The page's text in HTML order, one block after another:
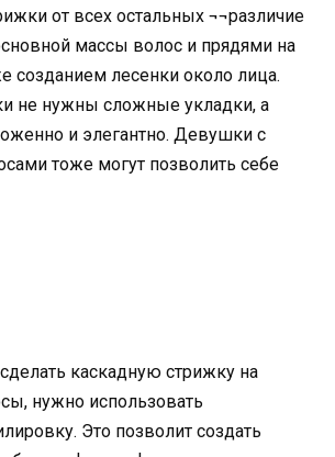
от всех остальных ¬¬различие
массы волос и прядями на
созданием лесенки около лица.
не нужны сложные укладки, а
и элегантно. Девушки с
тоже могут позволить себе
каскадную стрижку на
нужно использовать
Это позволит создать